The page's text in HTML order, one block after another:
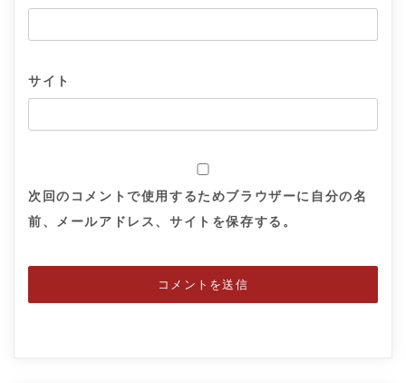
サイト
次回のコメントで使用するためブラウザーに自分の名
前、メールアドレス、サイトを保存する。